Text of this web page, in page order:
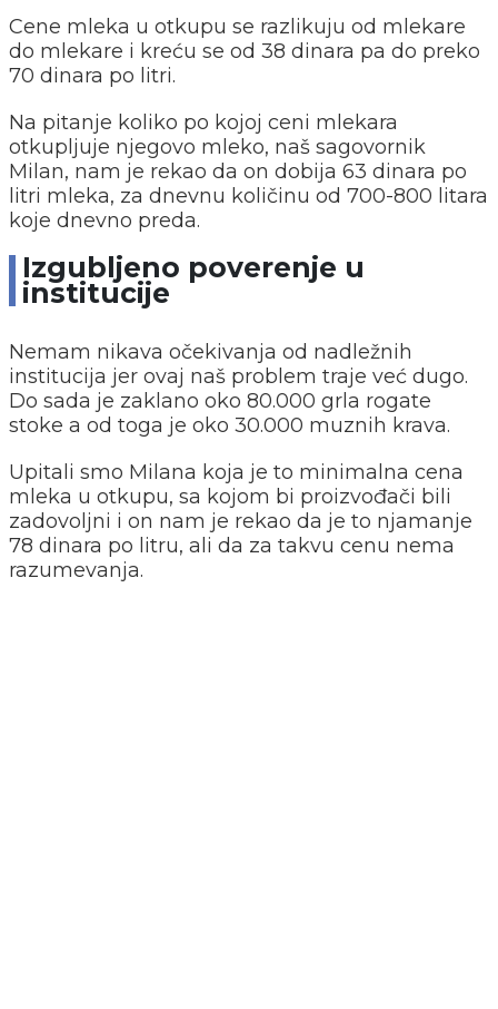
Cene mleka u otkupu se razlikuju od mlekare
do mlekare i kreću se od 38 dinara pa do preko
70 dinara po litri.
Na pitanje koliko po kojoj ceni mlekara
otkupljuje njegovo mleko, naš sagovornik
Milan, nam je rekao da on dobija 63 dinara po
litri mleka, za dnevnu količinu od 700-800 litara
koje dnevno preda.
Izgubljeno poverenje u
institucije
Nemam nikava očekivanja od nadležnih
institucija jer ovaj naš problem traje već dugo.
Do sada je zaklano oko 80.000 grla rogate
stoke a od toga je oko 30.000 muznih krava.
Upitali smo Milana koja je to minimalna cena
mleka u otkupu, sa kojom bi proizvođači bili
zadovoljni i on nam je rekao da je to njamanje
78 dinara po litru, ali da za takvu cenu nema
razumevanja.